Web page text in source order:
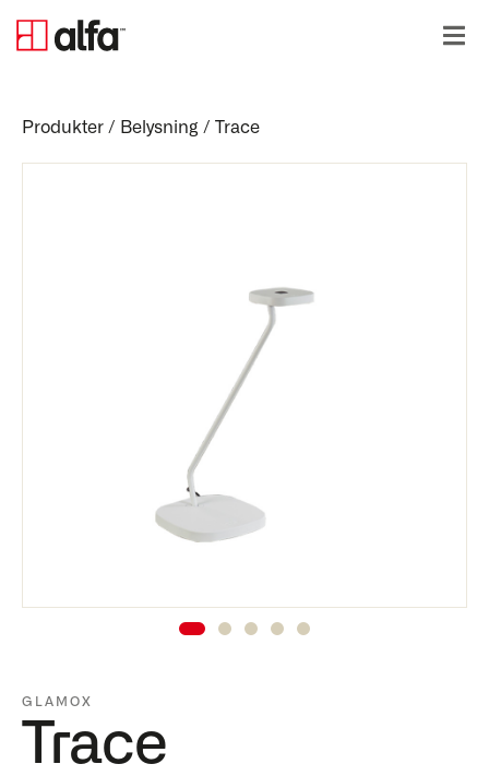
Produkter / Belysning / Trace
GLAMOX
Trace